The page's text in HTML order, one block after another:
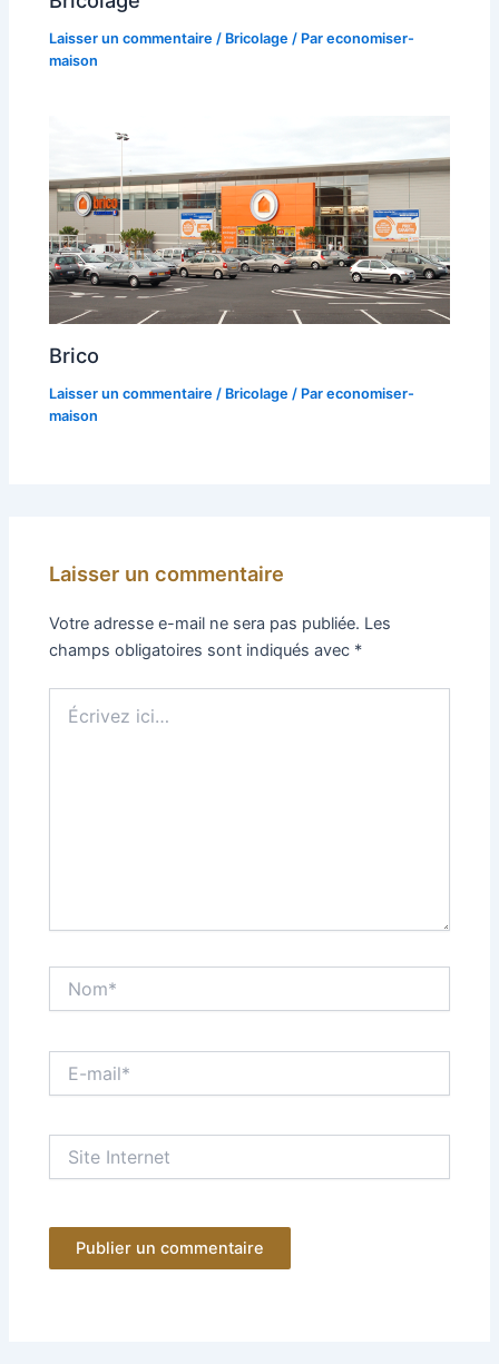
Laisser un commentaire / Bricolage / Pareconomiser-
maison
Brico
Laisser un commentaire / Bricolage / Pareconomiser-
maison
Laisser un commentaire
Votre adresse e-mail ne sera pas publiée. Les
champs obligatoires sont indiqués avec *
ici…
mail*
Internet